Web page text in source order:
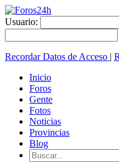
Usuario:
Recordar Datos de Acceso |
Inicio
Foros
Gente
Fotos
Noticias
Provincias
Blog